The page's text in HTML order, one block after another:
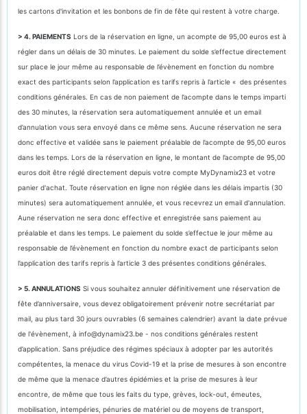
les cartons d'invitation et les bonbons de fin de fête qui restent à votre charge.
> 4. PAIEMENTS Lors de la réservation en ligne, un acompte de 95,00 euros est à
régler dans un délais de 30 minutes. Le paiement du solde s’effectue directement
sur place le jour même au responsable de l’évènement en fonction du nombre
exact des participants selon l’application es tarifs repris à l’article « des présentes
conditions générales. En cas de non paiement de l’acompte dans le temps imparti
des 30 minutes, la réservation sera automatiquement annulée et un email
d’annulation vous sera envoyé dans ce même sens. Aucune réservation ne sera
donc effective et validée sans le paiement préalable de l’acompte de 95,00 euros
dans les temps. Lors de la réservation en ligne, le montant de l’acompte de 95,00
euros doit être réglé directement depuis votre compte MyDynamix23 et votre
panier d'achat. Toute réservation en ligne non réglée dans les délais impartis (30
minutes) sera automatiquement annulée, et vous recevrez un email d'annulation.
Aune réservation ne sera donc effective et enregistrée sans paiement au
préalable et dans les temps. Le paiement du solde s’effectue le jour même au
responsable de l’évènement en fonction du nombre exact de participants selon
l’application des tarifs repris à l’article 3 des présentes conditions générales.
> 5. ANNULATIONS Si vous souhaitez annuler définitivement une réservation de
fête d’anniversaire, vous devez obligatoirement prévenir notre secrétariat par
mail, au plus tard 30 jours ouvrables (6 semaines calendrier) avant la date prévue
de l'évènement, à info@dynamix23.be - nos conditions générales restent
d’application. Sans préjudice des régimes spéciaux à adopter par les autorités
compétentes, la menace du virus Covid-19 et la prise de mesures à son encontre
de même que la menace d’autres épidémies et la prise de mesures à leur
encontre, de même que tous les faits du type, grèves, lock-out, émeutes,
mobilisation, intempéries, pénuries de matériel ou de moyens de transport,